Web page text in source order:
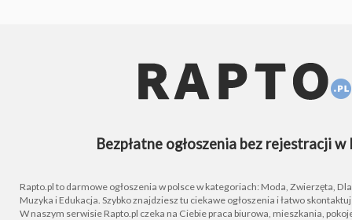
Bezpłatne ogłoszenia bez rejestracji w
Rapto.pl to darmowe ogłoszenia w polsce w kategoriach: Moda, Zwierzęta, Dla
Muzyka i Edukacja. Szybko znajdziesz tu ciekawe ogłoszenia i łatwo
W naszym serwisie Rapto.pl czeka na Ciebie praca biurowa, mieszkania,